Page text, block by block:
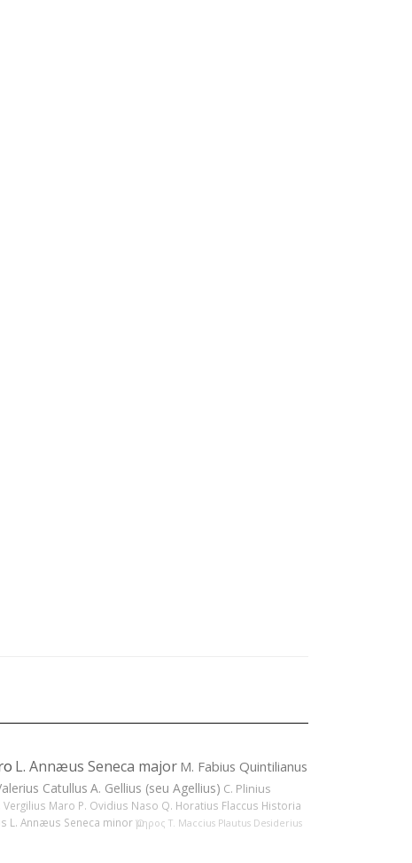
L. Annæus Seneca major M. Fabius Quintilianus
Catullus A. Gellius (seu Agellius) C. Plinius
Vergilius Maro P. Ovidius Naso Q. Horatius Flaccus Historia
L. Annæus Seneca minor Ὅμηρος T. Maccius Plautus Desiderius